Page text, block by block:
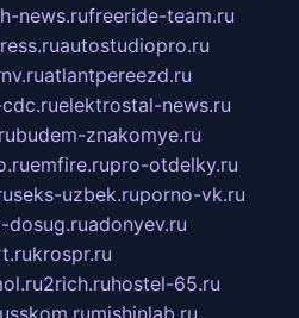
news.rufreeride-team.ru
autostudiopro.ru
atlantpereezd.ru
elektrostal-news.ru
budem-znakomye.ru
emfire.rupro-otdelky.ru
seks-uzbek.ruporno-vk.ru
dosug.ruadonyev.ru
krospr.ru
2rich.ruhostel-65.ru